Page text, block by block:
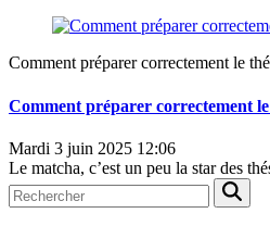
Comment préparer correctement le
Comment préparer correctement
Mardi 3 juin 2025 12:06
Le matcha, c’est un peu la star des